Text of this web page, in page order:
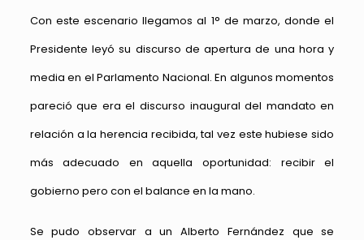
Con este escenario llegamos al 1° de marzo, donde el
Presidente leyó su discurso de apertura de una hora y
media en el Parlamento Nacional. En algunos momentos
pareció que era el discurso inaugural del mandato en
relación a la herencia recibida, tal vez este hubiese sido
más adecuado en aquella oportunidad: recibir el
gobierno pero con el balance en la mano.
Se pudo observar a un Alberto Fernández que se